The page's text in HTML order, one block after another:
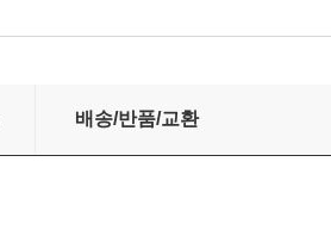
배송/반품/교환